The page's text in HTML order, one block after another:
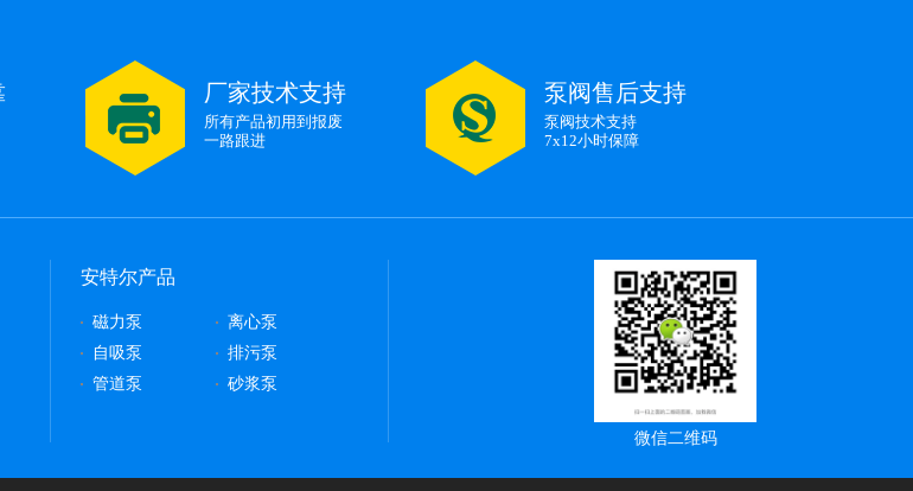
2024-01-17厂家技术支持
所有产品初用到报废
一路跟进
泵阀售后支持
泵阀技术支持
7x12小时保障
安特尔产品
磁力泵
离心泵
自吸泵
排污泵
管道泵
砂浆泵
微信二维码